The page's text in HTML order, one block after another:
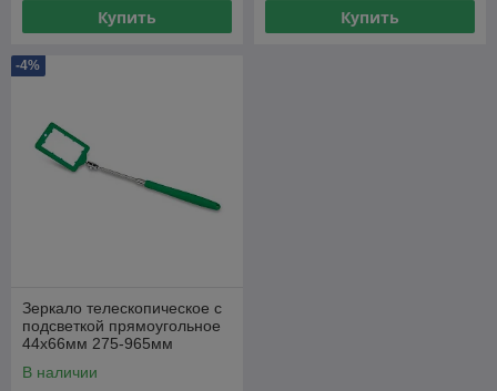
Купить Купить
-4%
Зеркало телескопическое с
подсветкой прямоугольное
44х66мм 275-965мм
В наличии